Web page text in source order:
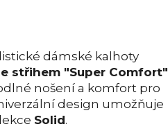
dámské kalhoty
střihem "Super Comfort"
nošení a komfort pro
design umožňuje
Solid.